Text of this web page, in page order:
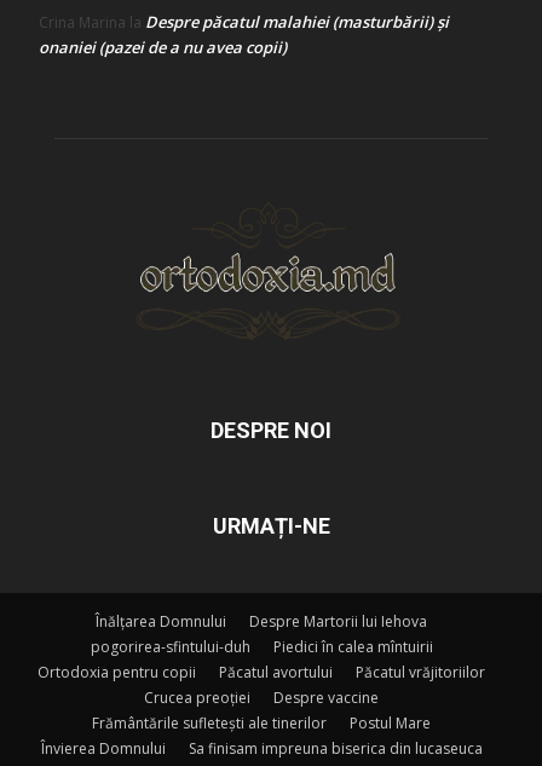
Crina Marina la Despre păcatul malahiei (masturbării) şi
onaniei (pazei de a nu avea copii)
DESPRE NOI
URMAȚI-NE
Înălțarea Domnului
Despre Martorii lui Iehova
pogorirea-sfintului-duh
Piedici în calea mîntuirii
Ortodoxia pentru copii
Păcatul avortului
Păcatul vrăjitoriilor
Crucea preoției
Despre vaccine
Frământările sufletești ale tinerilor
Postul Mare
Învierea Domnului
Sa finisam impreuna biserica din lucaseuca